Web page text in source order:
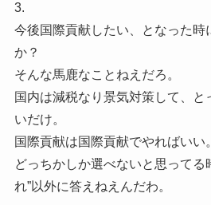
3.
今後国際貢献したい、となった時
か？
そんな馬鹿なことねえだろ。
国内は減税なり景気対策して、と
いだけ。
国際貢献は国際貢献でやればいい。
どっちかしか選べないと思ってる
れ”以外に答えねえんだわ。